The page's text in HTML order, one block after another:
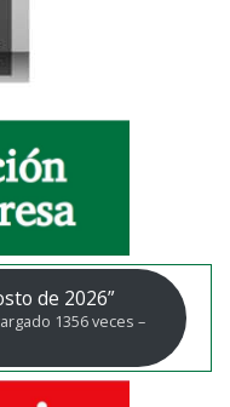
de 2026”
1356 veces –